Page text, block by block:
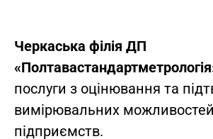
Черкаська філія ДП
послуги з оцінювання та
вимірювальних можливостей
підприємств.